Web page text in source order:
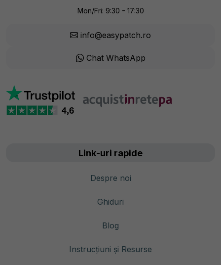
Mon/Fri: 9:30 - 17:30
info@easypatch.ro
Chat WhatsApp
Link-uri rapide
Despre noi
Ghiduri
Blog
Instrucțiuni și Resurse